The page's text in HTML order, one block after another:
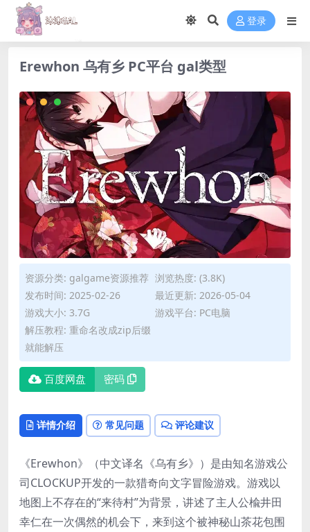
登录
Erewhon 乌有乡 PC平台 gal类型
资源分类: galgame资源推荐 浏览热度: (3.8K)
发布时间: 2025-02-26
最近更新: 2026-05-04
游戏大小: 3.7G
游戏平台: PC电脑
解压教程: 重命名改成zip后缀
就能解压
百度网盘 密码
详情介绍 常见问题 评论建议
《Erewhon》（中文译名《乌有乡》）是由知名游戏公
司CLOCKUP开发的一款猎奇向文字冒险游戏。游戏以
地图上不存在的“来待村”为背景，讲述了主人公楡井田
幸仁在一次偶然的机会下，来到这个被神秘山茶花包围